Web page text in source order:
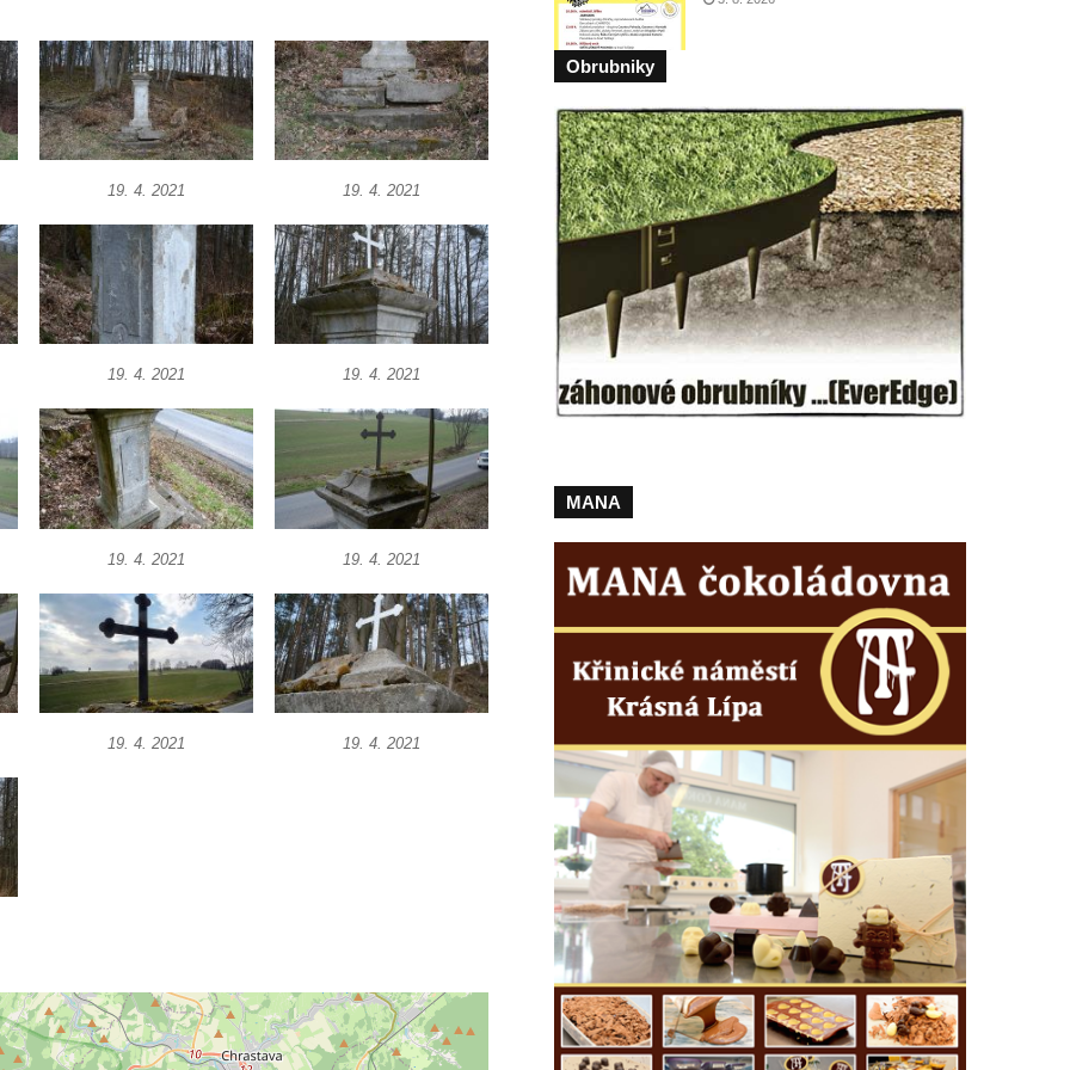
19. 4. 2021 19. 4. 2021
19. 4. 2021 19. 4. 2021
19. 4. 2021 19. 4. 2021
19. 4. 2021 19. 4. 2021
Obrubniky
MANA